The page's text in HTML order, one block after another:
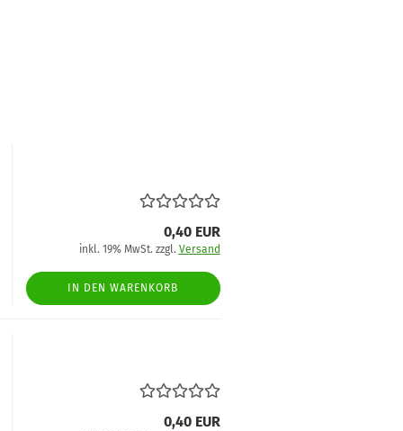
0,40 EUR
inkl. 19% MwSt. zzgl. Versand
IN DEN WARENKORB
0,40 EUR